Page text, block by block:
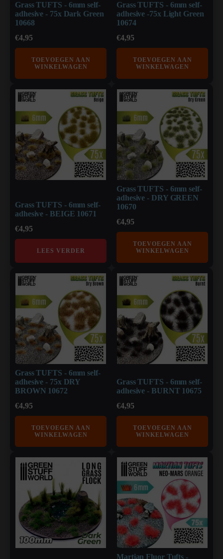
Grass TUFTS - 6mm self-
adhesive - 75x Dark Green
10668
€4,95
TOEVOEGEN AAN
WINKELWAGEN
Grass TUFTS - 6mm self-
adhesive -75x Light Green
10674
€4,95
TOEVOEGEN AAN
WINKELWAGEN
Grass TUFTS - 6mm self-
adhesive - BEIGE 10671
€4,95
LEES VERDER
Grass TUFTS - 6mm self-
adhesive - DRY GREEN
10670
€4,95
TOEVOEGEN AAN
WINKELWAGEN
Grass TUFTS - 6mm self-
adhesive - 75x DRY
BROWN 10672
€4,95
TOEVOEGEN AAN
WINKELWAGEN
Grass TUFTS - 6mm self-
adhesive - BURNT 10675
€4,95
TOEVOEGEN AAN
WINKELWAGEN
Martian Fluor Tufts -